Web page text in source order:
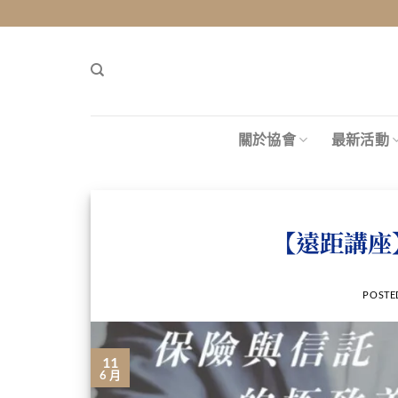
關於協會 最新活動
【遠距講
11
6 月